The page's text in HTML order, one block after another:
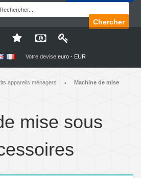
Chercher
Votre devise euro - EUR
appareils ménagers •
Machine de mise
mise sous